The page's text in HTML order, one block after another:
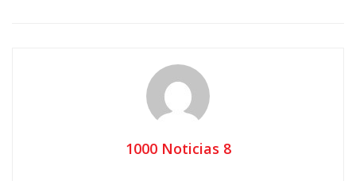
1000 Noticias 8